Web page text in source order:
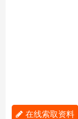
在线索取资料